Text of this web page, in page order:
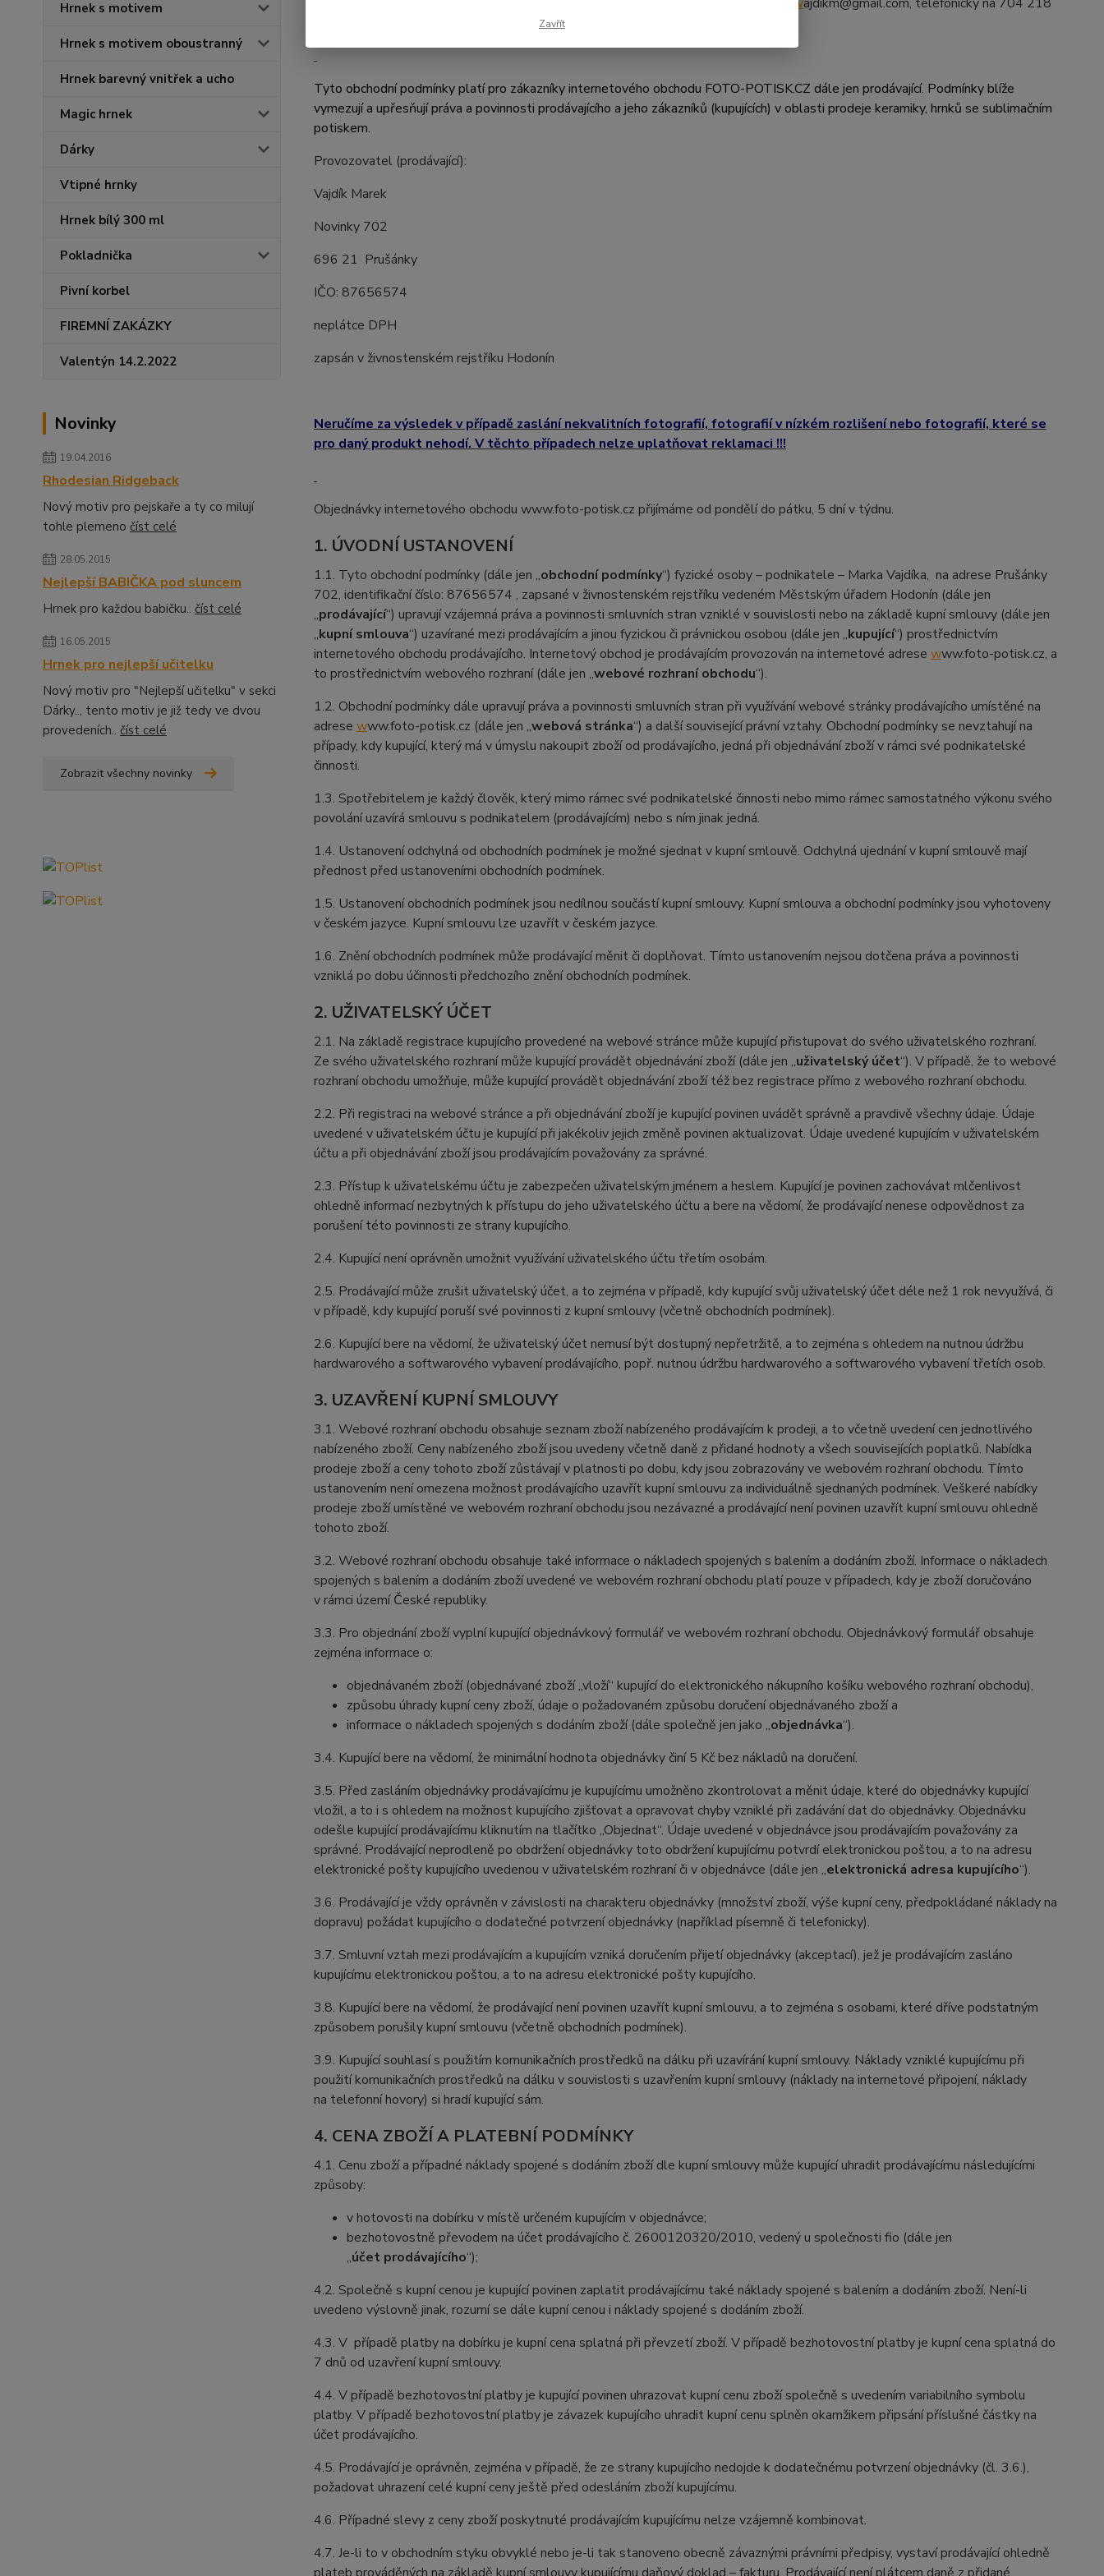
Hrnek s motivem
Hrnek s motivem oboustranný
Hrnek barevný vnitřek a ucho
Magic hrnek
Dárky
Vtipné hrnky
Hrnek bílý 300 ml
Pokladnička
Pivní korbel
FIREMNÍ ZAKÁZKY
Valentýn 14.2.2022
Novinky
19.04.2016
Rhodesian Ridgeback
Nový motiv pro pejskaře a ty co milují
tohle plemeno číst celé
28.05.2015
Nejlepší BABIČKA pod sluncem
Hrnek pro každou babičku.. číst celé
16.05.2015
Hrnek pro nejlepší učitelku
Nový motiv pro "Nejlepší učitelku" v sekci
Dárky.., tento motiv je již tedy ve dvou
provedeních.. číst celé
Zobrazit všechny novinky
Tyto obchodní podmínky platí pro zákazníky internetového obchodu FOTO-POTISK.CZ dále jen prodávající. Podmínky blíže
vymezují a upřesňují práva a povinnosti prodávajícího a jeho zákazníků (kupujících) v oblasti prodeje keramiky, hrnků se sublimačním
potiskem.
Provozovatel (prodávající):
Vajdík Marek
Novinky 702
696 21 Prušánky
IČO: 87656574
neplátce DPH
zapsán v živnostenském rejstříku Hodonín
Neručíme za výsledek v případě zaslání nekvalitních fotografií, fotografií v nízkém rozlišení nebo fotografií, které se
pro daný produkt nehodí. V těchto případech nelze uplatňovat reklamaci !!!
Objednávky internetového obchodu www.foto-potisk.cz přijímáme od pondělí do pátku, 5 dní v týdnu.
1. ÚVODNÍ USTANOVENÍ
1.1. Tyto obchodní podmínky (dále jen „obchodní podmínky“) fyzické osoby – podnikatele – Marka Vajdíka, na adrese Prušánky
702, identifikační číslo: 87656574 , zapsané v živnostenském rejstříku vedeném Městským úřadem Hodonín (dále jen
„prodávající“) upravují vzájemná práva a povinnosti smluvních stran vzniklé v souvislosti nebo na základě kupní smlouvy (dále jen
„kupní smlouva“) uzavírané mezi prodávajícím a jinou fyzickou či právnickou osobou (dále jen „kupující“) prostřednictvím
internetového obchodu prodávajícího. Internetový obchod je prodávajícím provozován na internetové adrese www.foto-potisk.cz, a
to prostřednictvím webového rozhraní (dále jen „webové rozhraní obchodu“).
1.2. Obchodní podmínky dále upravují práva a povinnosti smluvních stran při využívání webové stránky prodávajícího umístěné na
adrese www.foto-potisk.cz (dále jen „webová stránka“) a další související právní vztahy. Obchodní podmínky se nevztahují na
případy, kdy kupující, který má v úmyslu nakoupit zboží od prodávajícího, jedná při objednávání zboží v rámci své podnikatelské
činnosti.
1.3. Spotřebitelem je každý člověk, který mimo rámec své podnikatelské činnosti nebo mimo rámec samostatného výkonu svého
povolání uzavírá smlouvu s podnikatelem (prodávajícím) nebo s ním jinak jedná.
1.4. Ustanovení odchylná od obchodních podmínek je možné sjednat v kupní smlouvě. Odchylná ujednání v kupní smlouvě mají
přednost před ustanoveními obchodních podmínek.
1.5. Ustanovení obchodních podmínek jsou nedílnou součástí kupní smlouvy. Kupní smlouva a obchodní podmínky jsou vyhotoveny
v českém jazyce. Kupní smlouvu lze uzavřít v českém jazyce.
1.6. Znění obchodních podmínek může prodávající měnit či doplňovat. Tímto ustanovením nejsou dotčena práva a povinnosti
vzniklá po dobu účinnosti předchozího znění obchodních podmínek.
2. UŽIVATELSKÝ ÚČET
2.1. Na základě registrace kupujícího provedené na webové stránce může kupující přistupovat do svého uživatelského rozhraní.
Ze svého uživatelského rozhraní může kupující provádět objednávání zboží (dále jen „uživatelský účet“). V případě, že to webové
rozhraní obchodu umožňuje, může kupující provádět objednávání zboží též bez registrace přímo z webového rozhraní obchodu.
2.2. Při registraci na webové stránce a při objednávání zboží je kupující povinen uvádět správně a pravdivě všechny údaje. Údaje
uvedené v uživatelském účtu je kupující při jakékoliv jejich změně povinen aktualizovat. Údaje uvedené kupujícím v uživatelském
účtu a při objednávání zboží jsou prodávajícím považovány za správné.
2.3. Přístup k uživatelskému účtu je zabezpečen uživatelským jménem a heslem. Kupující je povinen zachovávat mlčenlivost
ohledně informací nezbytných k přístupu do jeho uživatelského účtu a bere na vědomí, že prodávající nenese odpovědnost za
porušení této povinnosti ze strany kupujícího.
2.4. Kupující není oprávněn umožnit využívání uživatelského účtu třetím osobám.
2.5. Prodávající může zrušit uživatelský účet, a to zejména v případě, kdy kupující svůj uživatelský účet déle než 1 rok nevyužívá, či
v případě, kdy kupující poruší své povinnosti z kupní smlouvy (včetně obchodních podmínek).
2.6. Kupující bere na vědomí, že uživatelský účet nemusí být dostupný nepřetržitě, a to zejména s ohledem na nutnou údržbu
hardwarového a softwarového vybavení prodávajícího, popř. nutnou údržbu hardwarového a softwarového vybavení třetích osob.
3. UZAVŘENÍ KUPNÍ SMLOUVY
3.1. Webové rozhraní obchodu obsahuje seznam zboží nabízeného prodávajícím k prodeji, a to včetně uvedení cen jednotlivého
nabízeného zboží. Ceny nabízeného zboží jsou uvedeny včetně daně z přidané hodnoty a všech souvisejících poplatků. Nabídka
prodeje zboží a ceny tohoto zboží zůstávají v platnosti po dobu, kdy jsou zobrazovány ve webovém rozhraní obchodu. Tímto
ustanovením není omezena možnost prodávajícího uzavřít kupní smlouvu za individuálně sjednaných podmínek. Veškeré nabídky
prodeje zboží umístěné ve webovém rozhraní obchodu jsou nezávazné a prodávající není povinen uzavřít kupní smlouvu ohledně
tohoto zboží.
3.2. Webové rozhraní obchodu obsahuje také informace o nákladech spojených s balením a dodáním zboží. Informace o nákladech
spojených s balením a dodáním zboží uvedené ve webovém rozhraní obchodu platí pouze v případech, kdy je zboží doručováno
v rámci území České republiky.
3.3. Pro objednání zboží vyplní kupující objednávkový formulář ve webovém rozhraní obchodu. Objednávkový formulář obsahuje
zejména informace o:
objednávaném zboží (objednávané zboží „vloží“ kupující do elektronického nákupního košíku webového rozhraní obchodu),
způsobu úhrady kupní ceny zboží, údaje o požadovaném způsobu doručení objednávaného zboží a
informace o nákladech spojených s dodáním zboží (dále společně jen jako „objednávka“).
3.4. Kupující bere na vědomí, že minimální hodnota objednávky činí 5 Kč bez nákladů na doručení.
3.5. Před zasláním objednávky prodávajícímu je kupujícímu umožněno zkontrolovat a měnit údaje, které do objednávky kupující
vložil, a to i s ohledem na možnost kupujícího zjišťovat a opravovat chyby vzniklé při zadávání dat do objednávky. Objednávku
odešle kupující prodávajícímu kliknutím na tlačítko „Objednat“. Údaje uvedené v objednávce jsou prodávajícím považovány za
správné. Prodávající neprodleně po obdržení objednávky toto obdržení kupujícímu potvrdí elektronickou poštou, a to na adresu
elektronické pošty kupujícího uvedenou v uživatelském rozhraní či v objednávce (dále jen „elektronická adresa kupujícího“).
3.6. Prodávající je vždy oprávněn v závislosti na charakteru objednávky (množství zboží, výše kupní ceny, předpokládané náklady na
dopravu) požádat kupujícího o dodatečné potvrzení objednávky (například písemně či telefonicky).
3.7. Smluvní vztah mezi prodávajícím a kupujícím vzniká doručením přijetí objednávky (akceptací), jež je prodávajícím zasláno
kupujícímu elektronickou poštou, a to na adresu elektronické pošty kupujícího.
3.8. Kupující bere na vědomí, že prodávající není povinen uzavřít kupní smlouvu, a to zejména s osobami, které dříve podstatným
způsobem porušily kupní smlouvu (včetně obchodních podmínek).
3.9. Kupující souhlasí s použitím komunikačních prostředků na dálku při uzavírání kupní smlouvy. Náklady vzniklé kupujícímu při
použití komunikačních prostředků na dálku v souvislosti s uzavřením kupní smlouvy (náklady na internetové připojení, náklady
na telefonní hovory) si hradí kupující sám.
4. CENA ZBOŽÍ A PLATEBNÍ PODMÍNKY
4.1. Cenu zboží a případné náklady spojené s dodáním zboží dle kupní smlouvy může kupující uhradit prodávajícímu následujícími
způsoby:
v hotovosti na dobírku v místě určeném kupujícím v objednávce;
bezhotovostně převodem na účet prodávajícího č. 2600120320/2010, vedený u společnosti fio (dále jen
„účet prodávajícího“);
4.2. Společně s kupní cenou je kupující povinen zaplatit prodávajícímu také náklady spojené s balením a dodáním zboží. Není-li
uvedeno výslovně jinak, rozumí se dále kupní cenou i náklady spojené s dodáním zboží.
4.3. V případě platby na dobírku je kupní cena splatná při převzetí zboží. V případě bezhotovostní platby je kupní cena splatná do
7 dnů od uzavření kupní smlouvy.
4.4. V případě bezhotovostní platby je kupující povinen uhrazovat kupní cenu zboží společně s uvedením variabilního symbolu
platby. V případě bezhotovostní platby je závazek kupujícího uhradit kupní cenu splněn okamžikem připsání příslušné částky na
účet prodávajícího.
4.5. Prodávající je oprávněn, zejména v případě, že ze strany kupujícího nedojde k dodatečnému potvrzení objednávky (čl. 3.6.),
požadovat uhrazení celé kupní ceny ještě před odesláním zboží kupujícímu.
4.6. Případné slevy z ceny zboží poskytnuté prodávajícím kupujícímu nelze vzájemně kombinovat.
4.7. Je-li to v obchodním styku obvyklé nebo je-li tak stanoveno obecně závaznými právními předpisy, vystaví prodávající ohledně
Zavřít